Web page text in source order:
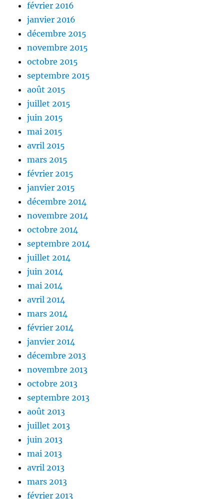
février 2016
janvier 2016
décembre 2015
novembre 2015
octobre 2015
septembre 2015
août 2015
juillet 2015
juin 2015
mai 2015
avril 2015
mars 2015
février 2015
janvier 2015
décembre 2014
novembre 2014
octobre 2014
septembre 2014
juillet 2014
juin 2014
mai 2014
avril 2014
mars 2014
février 2014
janvier 2014
décembre 2013
novembre 2013
octobre 2013
septembre 2013
août 2013
juillet 2013
juin 2013
mai 2013
avril 2013
mars 2013
février 2013